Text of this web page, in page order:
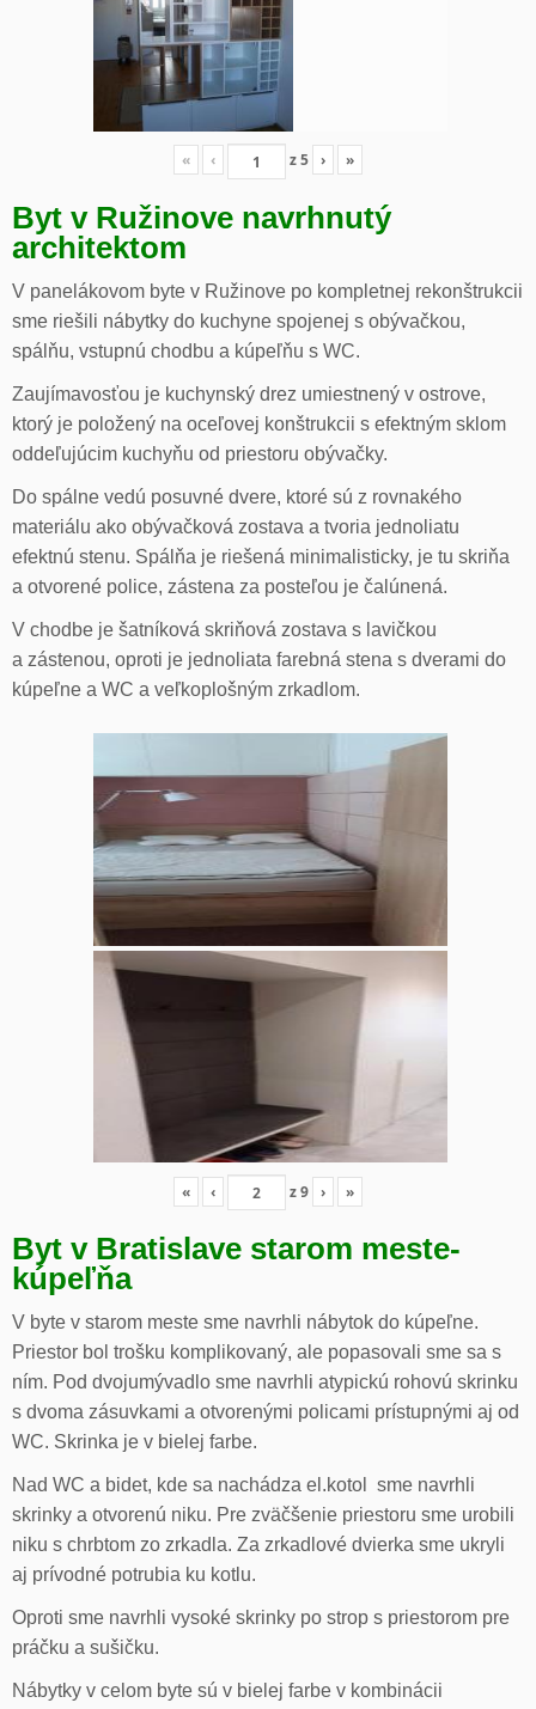
« ‹ z5 › »
Byt v Ružinove navrhnutý
architektom
V panelákovom byte v Ružinove po kompletnej rekonštrukcii
sme riešili nábytky do kuchyne spojenej s obývačkou,
spálňu, vstupnú chodbu a kúpeľňu s WC.
Zaujímavosťou je kuchynský drez umiestnený v ostrove,
ktorý je položený na oceľovej konštrukcii s efektným sklom
oddeľujúcim kuchyňu od priestoru obývačky.
Do spálne vedú posuvné dvere, ktoré sú z rovnakého
materiálu ako obývačková zostava a tvoria jednoliatu
efektnú stenu. Spálňa je riešená minimalisticky, je tu skriňa
a otvorené police, zástena za posteľou je čalúnená.
V chodbe je šatníková skriňová zostava s lavičkou
a zástenou, oproti je jednoliata farebná stena s dverami do
kúpeľne a WC a veľkoplošným zrkadlom.
« ‹ z9 › »
Byt v Bratislave starom meste-
kúpeľňa
V byte v starom meste sme navrhli nábytok do kúpeľne.
Priestor bol trošku komplikovaný, ale popasovali sme sa s
ním. Pod dvojumývadlo sme navrhli atypickú rohovú skrinku
s dvoma zásuvkami a otvorenými policami prístupnými aj od
WC. Skrinka je v bielej farbe.
Nad WC a bidet, kde sa nachádza el.kotol sme navrhli
skrinky a otvorenú niku. Pre zväčšenie priestoru sme urobili
niku s chrbtom zo zrkadla. Za zrkadlové dvierka sme ukryli
aj prívodné potrubia ku kotlu.
Oproti sme navrhli vysoké skrinky po strop s priestorom pre
práčku a sušičku.
Nábytky v celom byte sú v bielej farbe v kombinácii